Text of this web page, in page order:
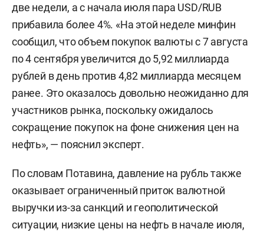
две недели, а с начала июля пара USD/RUB
прибавила более 4%. «На этой неделе минфин
сообщил, что объем покупок валюты с 7 августа
по 4 сентября увеличится до 5,92 миллиарда
рублей в день против 4,82 миллиарда месяцем
ранее. Это оказалось довольно неожиданно для
участников рынка, поскольку ожидалось
сокращение покупок на фоне снижения цен на
нефть», — пояснил эксперт.
По словам Потавина, давление на рубль также
оказывает ограниченный приток валютной
выручки из-за санкций и геополитической
ситуации, низкие цены на нефть в начале июля,